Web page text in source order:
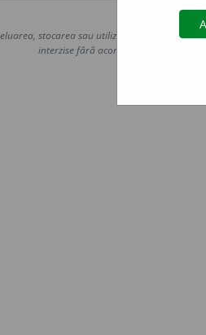
stocarea sau utilizarea datelor de pe
interzise fără acordul nostru prealabil